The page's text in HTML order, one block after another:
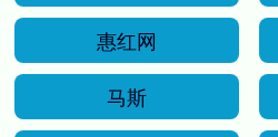
惠红网
马斯